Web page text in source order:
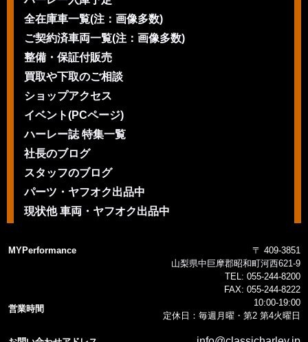
全在庫車一覧(注：画像多数)
ご契約済車両一覧(注：画像多数)
整備・保証付販売
買取や下取のご相談
ショップアクセス
イベント(PCページ)
ハーレー誌 特集一覧
社長のブログ
スタッフのブログ
パーツ・ヤフオク出品中
現状他 車両・ヤフオク出品中
MYPerformance
〒 409-3851
山梨県中巨摩郡昭和町河西621-9
TEL: 055-244-8200
FAX: 055-244-8222
営業時間
10:00-19:00
定休日：毎週月曜・第2 第4火曜日